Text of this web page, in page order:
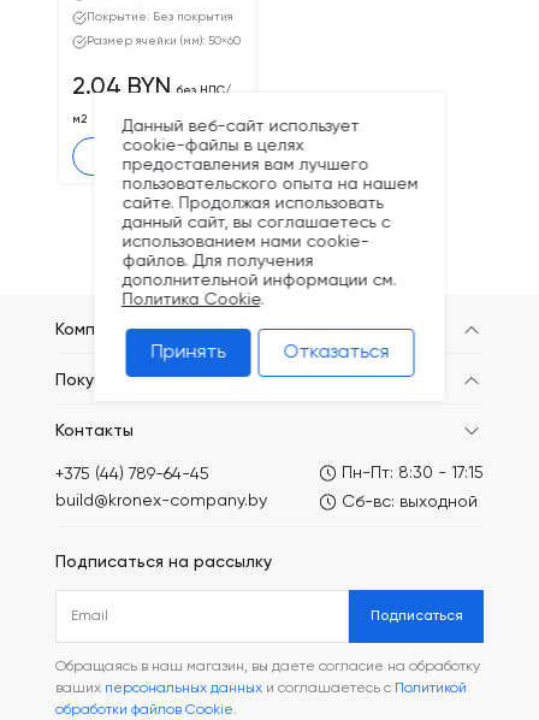
Покрытие: Без покрытия
Размер ячейки (мм): 50×60
2.04 BYN без НДС/
м2
Компания
Покупателям
Контакты
+375 (44) 789-64-45
build@kronex-company.by
Пн-Пт: 8:30 - 17:15
Сб-вс: выходной
Подписаться на рассылку
Подписаться
Обращаясь в наш магазин, вы даете согласие на обработку
ваших персональных данных и соглашаетесь с Политикой
обработки файлов Cookie.
Данный веб-сайт использует
cookie-файлы в целях
предоставления вам лучшего
пользовательского опыта на нашем
сайте. Продолжая использовать
данный сайт, вы соглашаетесь с
использованием нами cookie-
файлов. Для получения
дополнительной информации см.
Политика Cookie.
Принять Отказаться